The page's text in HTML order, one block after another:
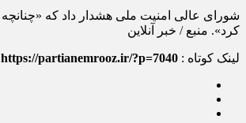
کرد». منبع / خبر آنلاین
لینک کوتاه : https://partianemrooz.ir/?p=7040